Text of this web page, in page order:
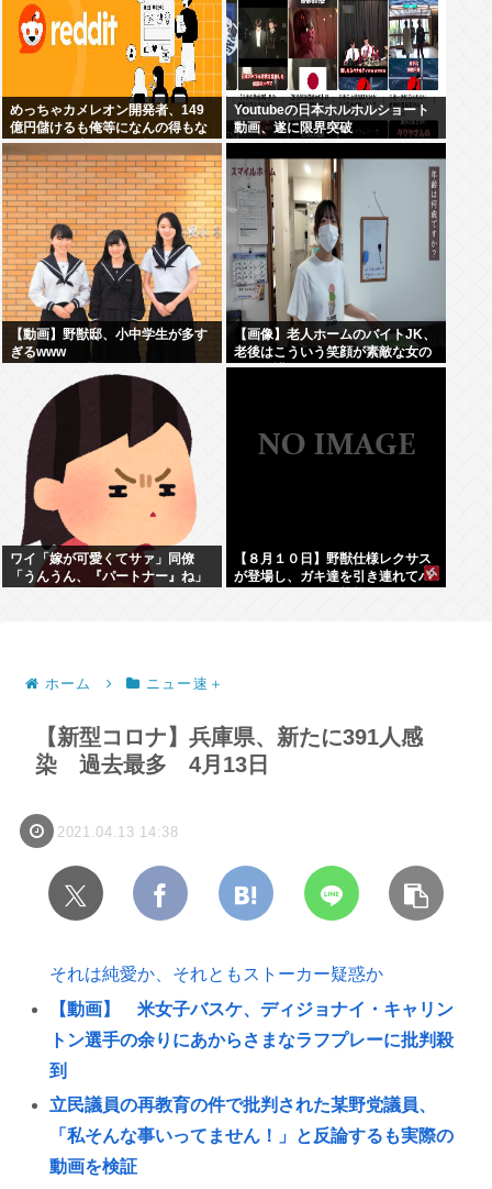
めっちゃカメレオン開発者、149
億円儲けるも俺等になんの得もな
いだろと欧米白人掲示板redditで
話題に
Youtubeの日本ホルホルショート
動画、遂に限界突破
【動画】野獣邸、小中学生が多す
ぎるwww
【画像】老人ホームのバイトJK、
老後はこういう笑顔が素敵な女の
子に介護されたいよな
ワイ「嫁が可愛くてサァ」同僚
「うんうん、『パートナー』ね」
【８月１０日】野獣仕様レクサス
が登場し、ガキ達を引き連れてハ
ホーム ニュー速＋
【新型コロナ】兵庫県、新たに391人感
染 過去最多 4月13日
2021.04.13 14:38
それは純愛か、それともストーカー疑惑か
【動画】 米女子バスケ、ディジョナイ・キャリン
トン選手の余りにあからさまなラフプレーに批判殺
到
立民議員の再教育の件で批判された某野党議員、
「私そんな事いってません！」と反論するも実際の
動画を検証